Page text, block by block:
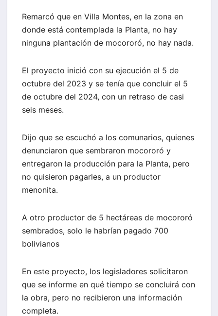
Remarcó que en Villa Montes, en la zona en
donde está contemplada la Planta, no hay
ninguna plantación de mocororó, no hay nada.
El proyecto inició con su ejecución el 5 de
octubre del 2023 y se tenía que concluir el 5
de octubre del 2024, con un retraso de casi
seis meses.
Dijo que se escuchó a los comunarios, quienes
denunciaron que sembraron mocororó y
entregaron la producción para la Planta, pero
no quisieron pagarles, a un productor
menonita.
A otro productor de 5 hectáreas de mocororó
sembrados, solo le habrían pagado 700
bolivianos
En este proyecto, los legisladores solicitaron
que se informe en qué tiempo se concluirá con
la obra, pero no recibieron una información
completa.